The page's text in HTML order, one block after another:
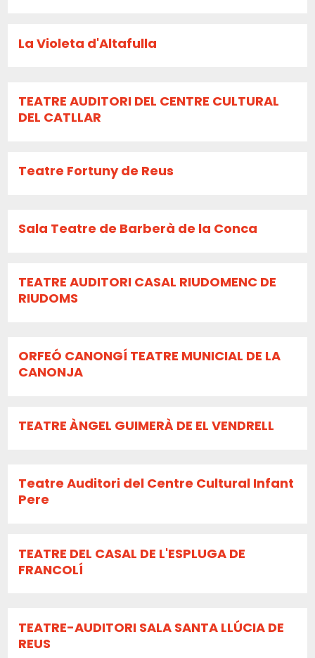
La Violeta d'Altafulla
TEATRE AUDITORI DEL CENTRE CULTURAL
DEL CATLLAR
Teatre Fortuny de Reus
Sala Teatre de Barberà de la Conca
TEATRE AUDITORI CASAL RIUDOMENC DE
RIUDOMS
ORFEÓ CANONGÍ TEATRE MUNICIAL DE LA
CANONJA
TEATRE ÀNGEL GUIMERÀ DE EL VENDRELL
Teatre Auditori del Centre Cultural Infant
Pere
TEATRE DEL CASAL DE L'ESPLUGA DE
FRANCOLÍ
TEATRE-AUDITORI SALA SANTA LLÚCIA DE
REUS